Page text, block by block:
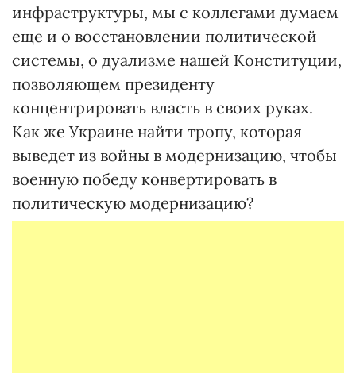
инфраструктуры, мы с коллегами думаем
еще и о восстановлении политической
системы, о дуализме нашей Конституции,
позволяющем президенту
концентрировать власть в своих руках.
Как же Украине найти тропу, которая
выведет из войны в модернизацию, чтобы
военную победу конвертировать в
политическую модернизацию?